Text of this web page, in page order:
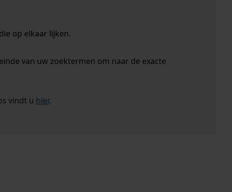
op elkaar lijken.
van uw zoektermen om naar de exacte
vindt u hier.